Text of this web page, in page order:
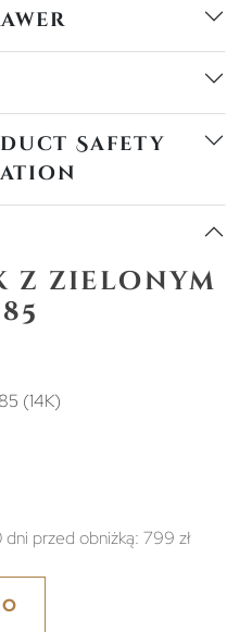
Safety
z zielonym
(14K)
dni przed obniżką: 799 zł